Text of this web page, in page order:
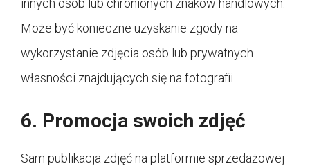
innych osób lub chronionych znaków handlowych.
Może być konieczne uzyskanie zgody na
wykorzystanie zdjęcia osób lub prywatnych
własności znajdujących się na fotografii.
6. Promocja swoich zdjęć
Sam publikacja zdjęć na platformie sprzedażowej